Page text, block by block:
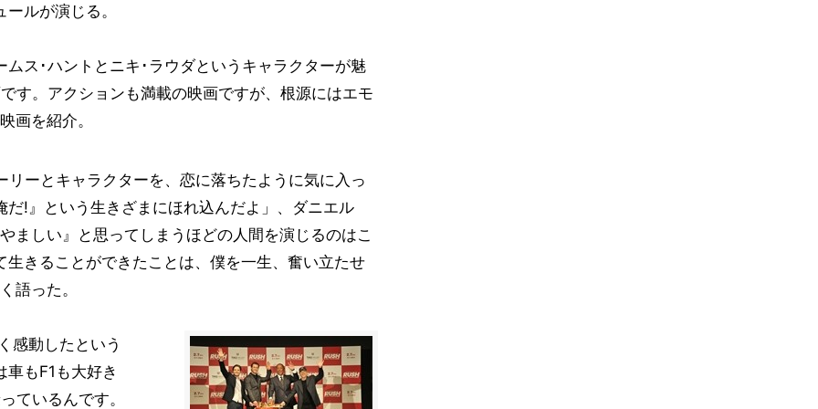
ルが演じる。
ス･ハントとニキ･ラウダというキャラクターが魅
す。アクションも満載の映画ですが、根源にはエモ
画を紹介。
ーとキャラクターを、恋に落ちたように気に入っ
!』という生きざまにほれ込んだよ」、ダニエル
ましい』と思ってしまうほどの人間を演じるのはこ
きることができたことは、僕を一生、奮い立たせ
語った。
感動したという
もF1も大好き
ているんです。